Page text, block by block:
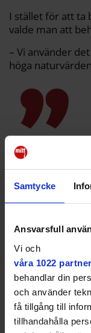
Samtycke
Ansvarsfull
Vi och
våra 1022
behandlar din
och använder
få tillgång till
tillhandahålla
I stället för att ta
valde man att
– Vi använder
höga
Det har
Gäddtrappa
som ser ut som
vattennivån i
Men här har
– Vattnet faller
så att fiskar kan
i våtmarken,
Han berättar att